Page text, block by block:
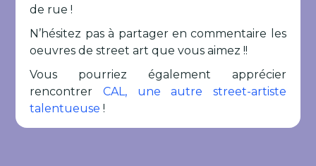
de rue !
N’hésitez pas à partager en commentaire les
oeuvres de street art que vous aimez !!
Vous pourriez également apprécier
rencontrer CAL, une autre street-artiste
talentueuse !